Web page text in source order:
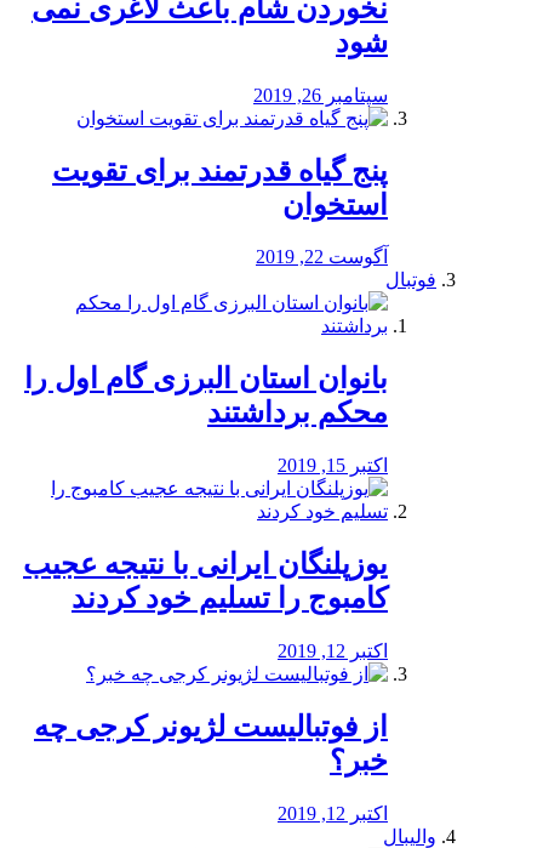
نخوردن شام باعث لاغری نمی
‌شود
سپتامبر 26, 2019
پنج گیاه قدرتمند برای تقویت
استخوان
آگوست 22, 2019
فوتبال
بانوان استان البرزی گام اول را
محكم برداشتند
اکتبر 15, 2019
یوزپلنگان ایرانی با نتیجه عجیب
کامبوج را تسلیم خود کردند
اکتبر 12, 2019
از فوتبالیست لژیونر کرجی چه
خبر؟
اکتبر 12, 2019
والیبال